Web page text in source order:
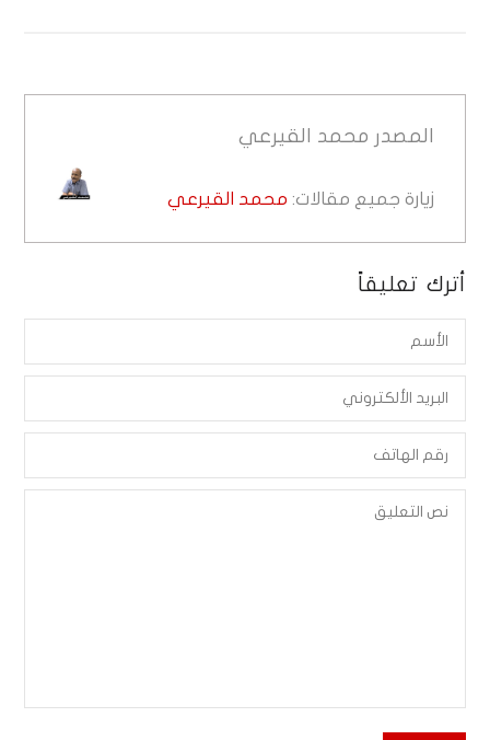
المصدر محمد القيرعي
زيارة جميع مقالات: محمد القيرعي
أترك تعليقاً